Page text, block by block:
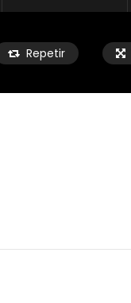
Repetir